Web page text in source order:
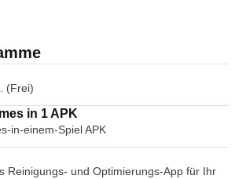
(Frei)
in 1 APK
in-einem-Spiel APK
Reinigungs- und Optimierungs-App für Ihr